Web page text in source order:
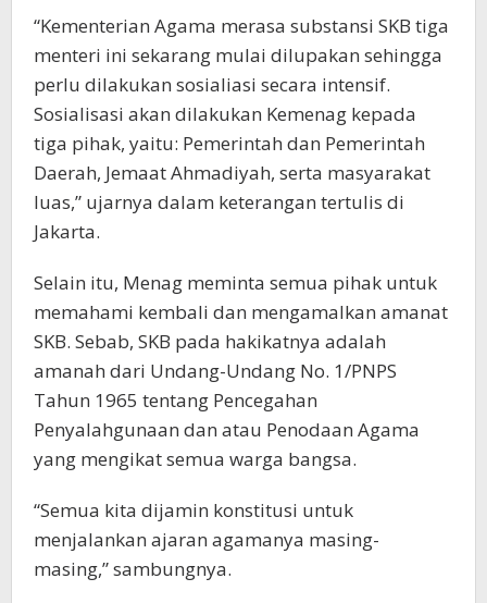
“Kementerian Agama merasa substansi SKB tiga
menteri ini sekarang mulai dilupakan sehingga
perlu dilakukan sosialiasi secara intensif.
Sosialisasi akan dilakukan Kemenag kepada
tiga pihak, yaitu: Pemerintah dan Pemerintah
Daerah, Jemaat Ahmadiyah, serta masyarakat
luas,” ujarnya dalam keterangan tertulis di
Jakarta.
Selain itu, Menag meminta semua pihak untuk
memahami kembali dan mengamalkan amanat
SKB. Sebab, SKB pada hakikatnya adalah
amanah dari Undang-Undang No. 1/PNPS
Tahun 1965 tentang Pencegahan
Penyalahgunaan dan atau Penodaan Agama
yang mengikat semua warga bangsa.
“Semua kita dijamin konstitusi untuk
menjalankan ajaran agamanya masing-
masing,” sambungnya.